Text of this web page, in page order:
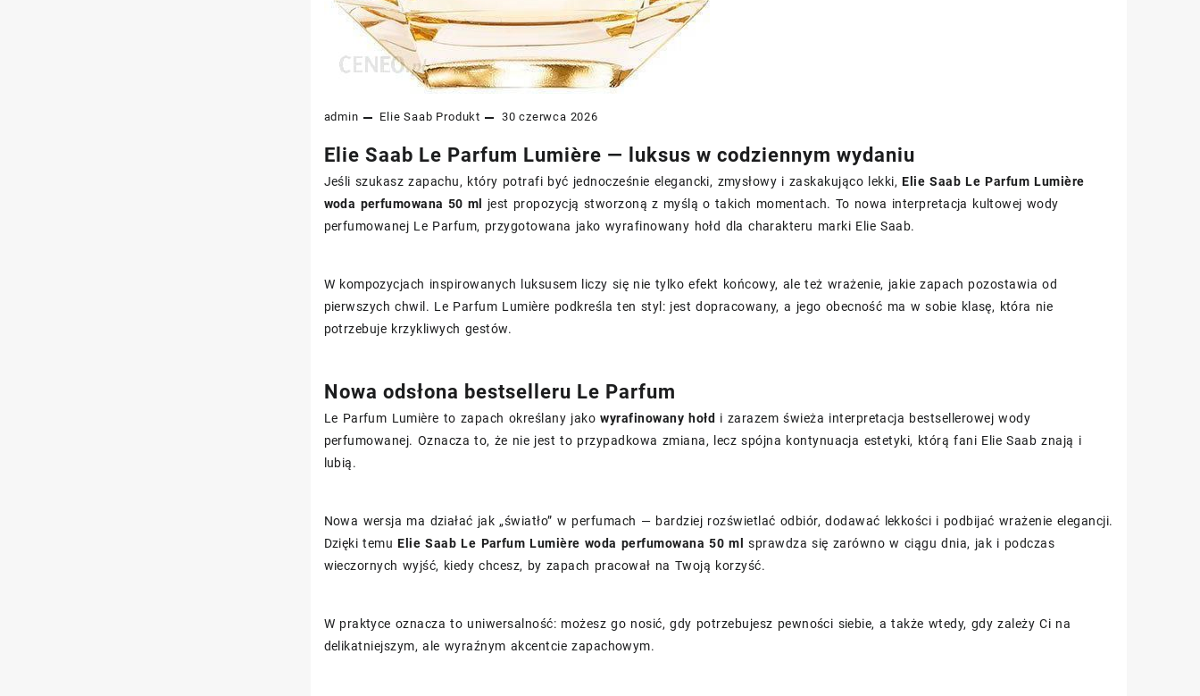
admin Elie Saab Produkt 30 czerwca 2026
Elie Saab Le Parfum Lumière — luksus w codziennym wydaniu
Jeśli szukasz zapachu, który potrafi być jednocześnie elegancki, zmysłowy i zaskakująco lekki,Elie Saab Le Parfum Lumière
woda perfumowana 50 ml
jest propozycją stworzoną z myślą o takich momentach. To nowa interpretacja kultowej wody
perfumowanej Le Parfum, przygotowana jako wyrafinowany hołd dla charakteru marki Elie Saab.
W kompozycjach inspirowanych luksusem liczy się nie tylko efekt końcowy, ale też wrażenie, jakie zapach pozostawia od
pierwszych chwil. Le Parfum Lumière podkreśla ten styl: jest dopracowany, a jego obecność ma w sobie klasę, która nie
potrzebuje krzykliwych gestów.
Nowa odsłona bestselleru Le Parfum
Le Parfum Lumière to zapach określany jakowyrafinowany hołd i zarazem świeża interpretacja bestsellerowej wody
perfumowanej. Oznacza to, że nie jest to przypadkowa zmiana, lecz spójna kontynuacja estetyki, którą fani Elie Saab znają i
lubią.
Nowa wersja ma działać jak „światło” w perfumach — bardziej rozświetlać odbiór, dodawać lekkości i podbijać wrażenie elegancji.
Dzięki temuElie Saab Le Parfum Lumière woda perfumowana 50 ml
sprawdza się zarówno w ciągu dnia, jak i podczas
wieczornych wyjść, kiedy chcesz, by zapach pracował na Twoją korzyść.
W praktyce oznacza to uniwersalność: możesz go nosić, gdy potrzebujesz pewności siebie, a także wtedy, gdy zależy Ci na
delikatniejszym, ale wyraźnym akcentcie zapachowym.